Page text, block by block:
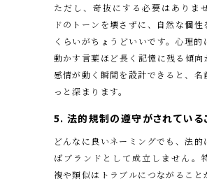
ただし、奇抜にする必要はありま
ドのトーンを壊さずに、自然な個性
くらいがちょうどいいです。心理的
動かす言葉ほど長く記憶に残る傾向
感情が動く瞬間を設計できると、名
っと深まります。
5. 法的規制の遵守がされている
どんなに良いネーミングでも、法的
ばブランドとして成立しません。
複や類似はトラブルにつながること